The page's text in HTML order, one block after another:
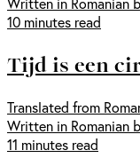
10 minutes read
Tijd is een
Translated from
Written in Romanian
11 minutes read